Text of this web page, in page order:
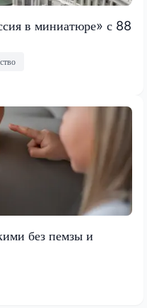
в миниатюре» с 88
без пемзы и